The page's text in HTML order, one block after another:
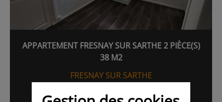
APPARTEMENT FRESNAY SUR SARTHE 2 PIÈCE(S)
38 M2
FRESNAY SUR SARTHE